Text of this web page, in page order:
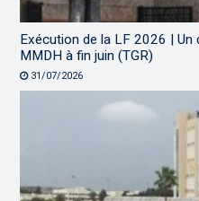
Exécution de la LF 2026 | Un
MMDH à fin juin (TGR)
31/07/2026